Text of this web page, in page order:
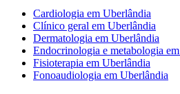
Cardiologia em Uberlândia
Clínico geral em Uberlândia
Dermatologia em Uberlândia
Endocrinologia e metabologia em
Fisioterapia em Uberlândia
Fonoaudiologia em Uberlândia